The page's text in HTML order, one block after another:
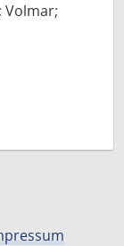
Volmar;